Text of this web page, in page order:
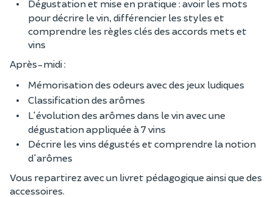
Dégustation et mise en pratique : avoir les mots
pour décrire le vin, différencier les styles et
comprendre les règles clés des accords mets et
vins
Après-midi :
Mémorisation des odeurs avec des jeux ludiques
Classification des arômes
L'évolution des arômes dans le vin avec une
dégustation appliquée à 7 vins
Décrire les vins dégustés et comprendre la notion
d'arômes
Vous repartirez avec un livret pédagogique ainsi que des
accessoires.